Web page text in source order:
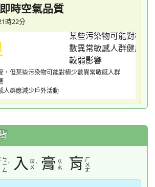
時空氣品質
時22分
，但某些污染物可能對極少數異常敏感人群
人群應減少戶外活動
ㄅ
ㄧ
ㄥ
ˋ 入
ㄖ
ㄨ ˋ 膏 ㄍ
ㄠ
肓 ㄏ
ㄨ
ㄤ